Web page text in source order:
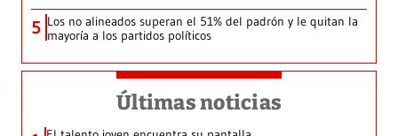
5 Los no alineados superan el 51% del padrón y le quitan la
mayoría a los partidos políticos
Últimas noticias